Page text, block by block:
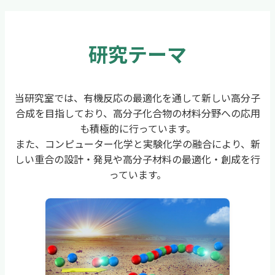
研究テーマ
当研究室では、有機反応の最適化を通して新しい高分子
合成を目指しており、高分子化合物の材料分野への応用
も積極的に行っています。
また、コンピューター化学と実験化学の融合により、新
しい重合の設計・発見や高分子材料の最適化・創成を行
っています。